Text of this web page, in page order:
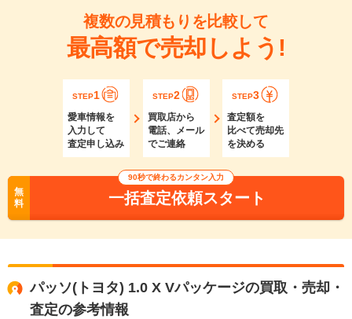
複数の見積もりを比較して
最高額で売却しよう!
STEP1
愛車情報を
入力して
査定申し込み
STEP2
買取店から
電話、メール
でご連絡
STEP3
査定額を
比べて売却先
を決める
無
料
90秒で終わるカンタン入力
一括査定依頼スタート
パッソ(トヨタ) 1.0 X Vパッケージの買取・売却・
査定の参考情報